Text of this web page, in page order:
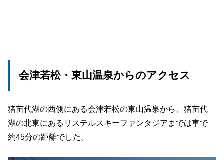
会津若松・東山温泉からのアクセス
猪苗代湖の西側にある会津若松の東山温泉から、猪苗代
湖の北東にあるリステルスキーファンタジアまでは車で
約45分の距離でした。